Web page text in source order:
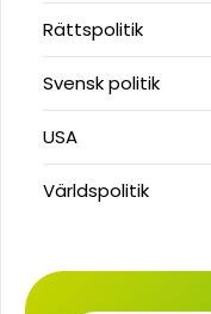
Rättspolitik
Svensk politik
USA
Världspolitik